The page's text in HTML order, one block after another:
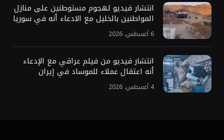
انتشار فيديو لهجوم مستوطنين على منازل
المواطنين بالخليل مع الادعاء أنه في سوريا
6 أغسطس، 2026
انتشار فيديو من فيلم عراقي مع الإدعاء
أنه اعتقال عملاء للموساد في إيران
4 أغسطس، 2026